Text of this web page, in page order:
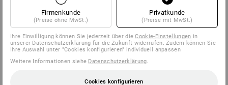
Firmenkunde
(Preise ohne MwSt.)
Privatkunde
(Preise mit MwSt.)
Ihre Einwilligung können Sie jederzeit über dieCookie-Einstellungen in
unserer Datenschutzerklärung für die Zukunft widerrufen. Zudem können Sie
Ihre Auswahl unter "Cookies konfigurieren" individuell anpassen
Weitere Informationen siehe Datenschutzerklärung.
Cookies konfigurieren